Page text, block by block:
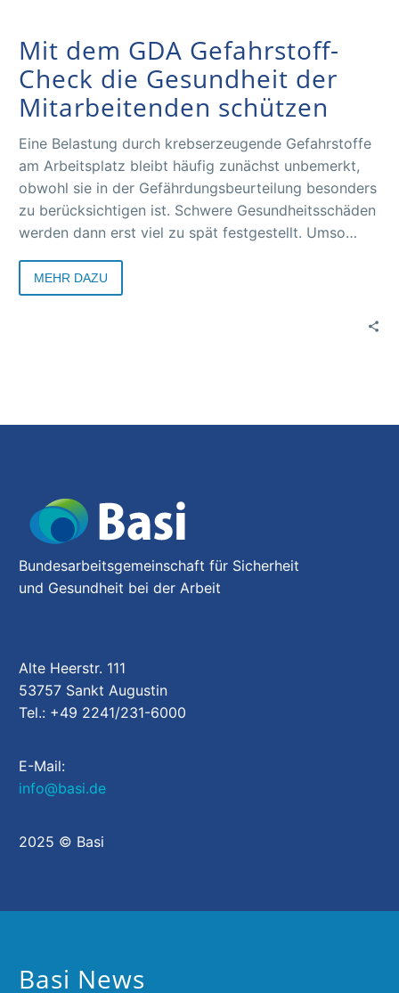
Mit dem GDA Gefahrstoff-
Check die Gesundheit der
Mitarbeitenden schützen
Eine Belastung durch krebserzeugende Gefahrstoffe
am Arbeitsplatz bleibt häufig zunächst unbemerkt,
obwohl sie in der Gefährdungsbeurteilung besonders
zu berücksichtigen ist. Schwere Gesundheitsschäden
werden dann erst viel zu spät festgestellt. Umso
besonders vorzusorgen. Hilfreich dabei ist der
Gefahrstoff-Check der Gemeinsamen Deutschen
MEHR DAZU
Bundesarbeitsgemeinschaft für Sicherheit
und Gesundheit bei der Arbeit
Alte Heerstr. 111
53757 Sankt Augustin
Tel.: +49 2241/231-6000
E-Mail:
info@basi.de
2025 © Basi
Basi News